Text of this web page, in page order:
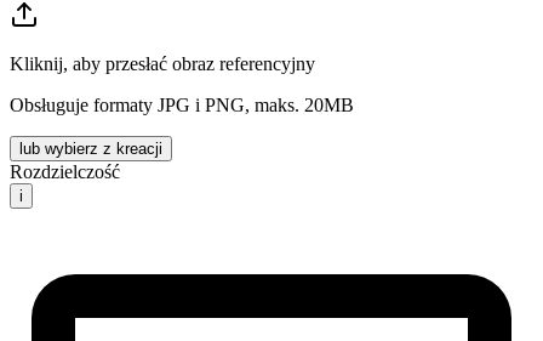
Kliknij, aby przesłać obraz referencyjny
Obsługuje formaty JPG i PNG, maks. 20MB
lub wybierz z kreacji
Rozdzielczość
i